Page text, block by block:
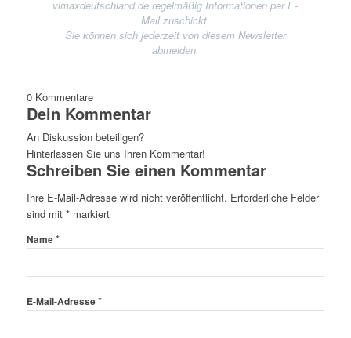
vimaxdeutschland.de regelmäßig Informationen per E-
Mail zuschickt.
Sie können sich jederzeit von diesem Newsletter
abmelden.
0 Kommentare
Dein Kommentar
An Diskussion beteiligen?
Hinterlassen Sie uns Ihren Kommentar!
Schreiben Sie einen Kommentar
Ihre E-Mail-Adresse wird nicht veröffentlicht. Erforderliche Felder
sind mit *markiert
Name*
E-Mail-Adresse*